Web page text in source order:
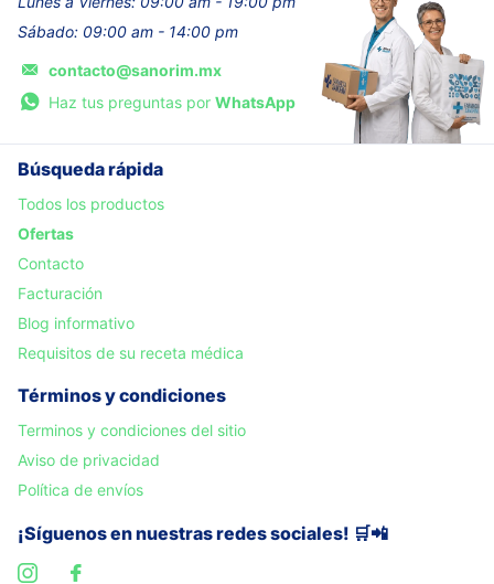
Sábado: 09:00 am - 14:00 pm
contacto@sanorim.mx
Haz tus preguntas por WhatsApp
Búsqueda rápida
Todos los productos
Ofertas
Contacto
Facturación
Blog informativo
Requisitos de su receta médica
Términos y condiciones
Terminos y condiciones del sitio
Aviso de privacidad
Política de envíos
¡Síguenos en nuestras redes sociales! 🛒📲